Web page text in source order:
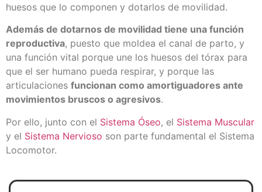
huesos que lo componen y dotarlos de movilidad.
Además de dotarnos de movilidad tiene una función
reproductiva, puesto que moldea el canal de parto, y
una función vital porque une los huesos del tórax para
que el ser humano pueda respirar, y porque las
articulaciones funcionan como amortiguadores ante
movimientos bruscos o agresivos.
Por ello, junto con el Sistema Óseo, el Sistema Muscular
y el Sistema Nervioso son parte fundamental el Sistema
Locomotor.